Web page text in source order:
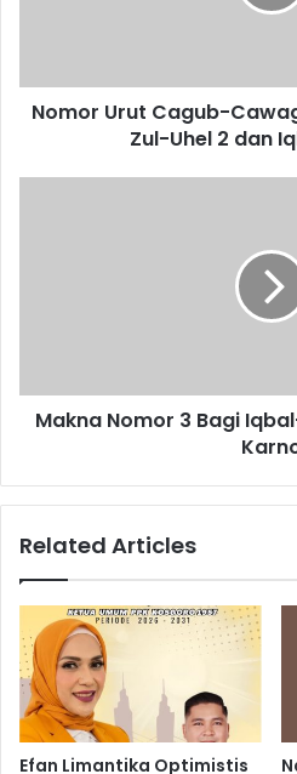
Nomor Urut Cagub-
Zul-Uhel 2 dan
Makna Nomor 3 Bagi
Related Articles
Efan Limantika Optimistis